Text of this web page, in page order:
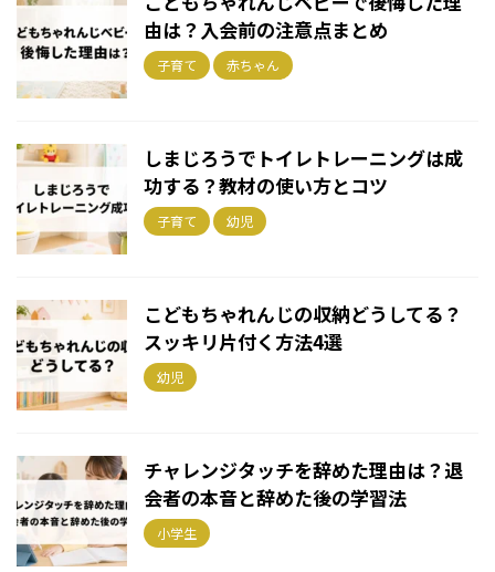
由は？入会前の注意点まとめ
子育て 赤ちゃん
しまじろうでトイレトレーニングは成
功する？教材の使い方とコツ
子育て 幼児
こどもちゃれんじの収納どうしてる？
スッキリ片付く方法4選
幼児
チャレンジタッチを辞めた理由は？退
会者の本音と辞めた後の学習法
小学生